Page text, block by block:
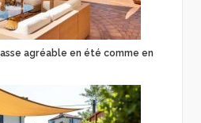
agréable en été comme en